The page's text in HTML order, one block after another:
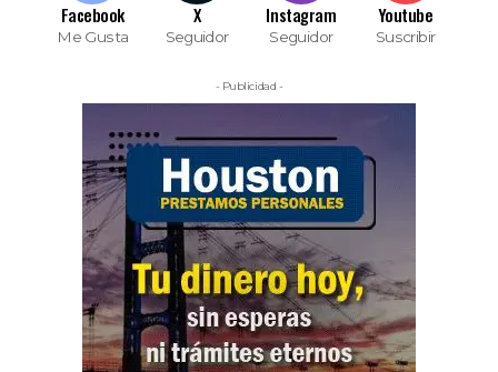
Facebook
Me Gusta
X
Seguidor
Instagram
Seguidor
Youtube
Suscribir
- Publicidad -